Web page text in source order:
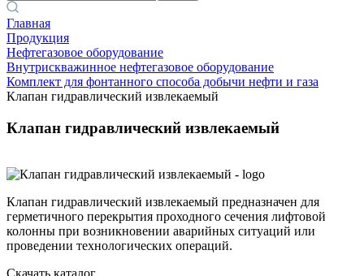
Главная
Продукция
Нефтегазовое оборудование
Внутрискважинное нефтегазовое оборудование
Комплект для фонтанного способа добычи нефти и газа
Клапан гидравлический извлекаемый
Клапан гидравлический извлекаемый
Клапан гидравлический извлекаемый предназначен для
герметичного перекрытия проходного сечения лифтовой
колонны при возникновении аварийных ситуаций или
проведении технологических операций.
Скачать каталог